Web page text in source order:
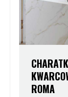
ROMA